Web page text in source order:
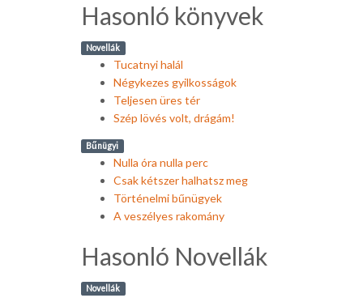
Hasonló könyvek
Novellák
Tucatnyi halál
Négykezes gyilkosságok
Teljesen üres tér
Szép lövés volt, drágám!
Bűnügyi
Nulla óra nulla perc
Csak kétszer halhatsz meg
Történelmi bűnügyek
A veszélyes rakomány
Hasonló Novellák
Novellák